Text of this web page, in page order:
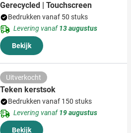
Gerecycled | Touchscreen
Bedrukken vanaf 50 stuks
Levering vanaf13 augustus
Bekijk
Uitverkocht
Teken kerstsok
Bedrukken vanaf 150 stuks
Levering vanaf19 augustus
Bekijk